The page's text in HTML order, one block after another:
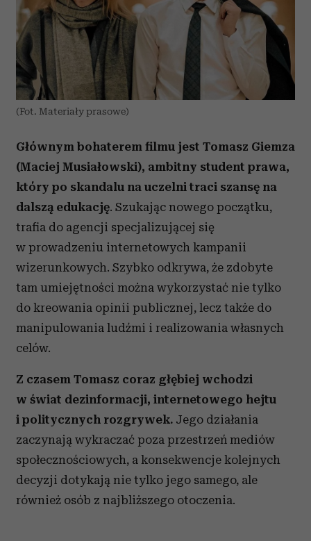
(Fot. Materiały prasowe)
Głównym bohaterem filmu jest Tomasz Giemza
(Maciej Musiałowski), ambitny student prawa,
który po skandalu na uczelni traci szansę na
dalszą edukację. Szukając nowego początku,
trafia do agencji specjalizującej się
w prowadzeniu internetowych kampanii
wizerunkowych. Szybko odkrywa, że zdobyte
tam umiejętności można wykorzystać nie tylko
do kreowania opinii publicznej, lecz także do
manipulowania ludźmi i realizowania własnych
celów.
Z czasem Tomasz coraz głębiej wchodzi
w świat dezinformacji, internetowego hejtu
i politycznych rozgrywek. Jego działania
zaczynają wykraczać poza przestrzeń mediów
społecznościowych, a konsekwencje kolejnych
decyzji dotykają nie tylko jego samego, ale
również osób z najbliższego otoczenia.